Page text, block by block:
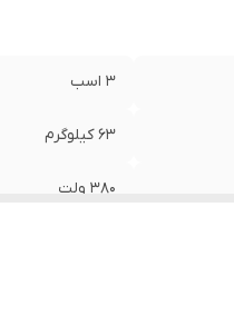
3 اسب
63 کیلوگرم
380 ولت